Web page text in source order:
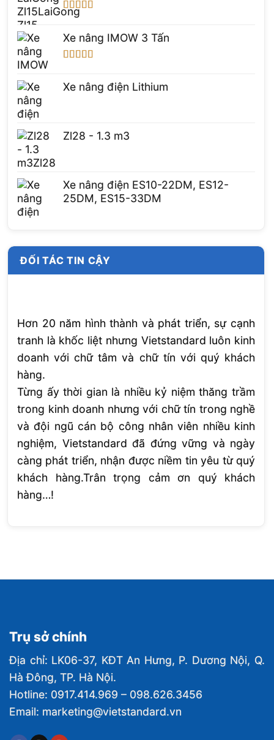
Được xếp
sao
Xe nâng IMOW 3 Tấn
sao
Xe nâng điện Lithium
Zl28 - 1.3 m3
Xe nâng điện ES10-22DM, ES12-
25DM, ES15-33DM
ĐỐI TÁC TIN CẬY
Hơn 20 năm hình thành và phát triển, sự cạnh
tranh là khốc liệt nhưng Vietstandard luôn kinh
doanh với chữ tâm và chữ tín với quý khách
hàng.
Từng ấy thời gian là nhiều kỷ niệm thăng trầm
trong kinh doanh nhưng với chữ tín trong nghề
và đội ngũ cán bộ công nhân viên nhiều kinh
nghiệm, Vietstandard đã đứng vững và ngày
càng phát triển, nhận được niềm tin yêu từ quý
khách hàng.Trân trọng cảm ơn quý khách
hàng…!
Trụ sở chính
Địa chỉ: LK06-37, KĐT An Hưng, P. Dương Nội, Q.
Hà Đông, TP. Hà Nội.
Hotline: 0917.414.969 – 098.626.3456
Email: marketing@vietstandard.vn